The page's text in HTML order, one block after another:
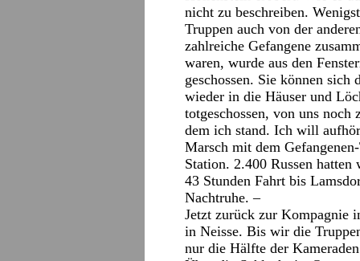
nicht zu beschreiben.
Truppen auch von der
zahlreiche Gefangene
waren, wurde aus den
geschossen. Sie können
wieder in die Häuser und
totgeschossen, von uns
dem ich stand. Ich will
Marsch mit dem
Station. 2.400 Russen
43 Stunden Fahrt bis
Nachtruhe. –
Jetzt zurück zur Kompagnie
in Neisse. Bis wir die
nur die Hälfte der